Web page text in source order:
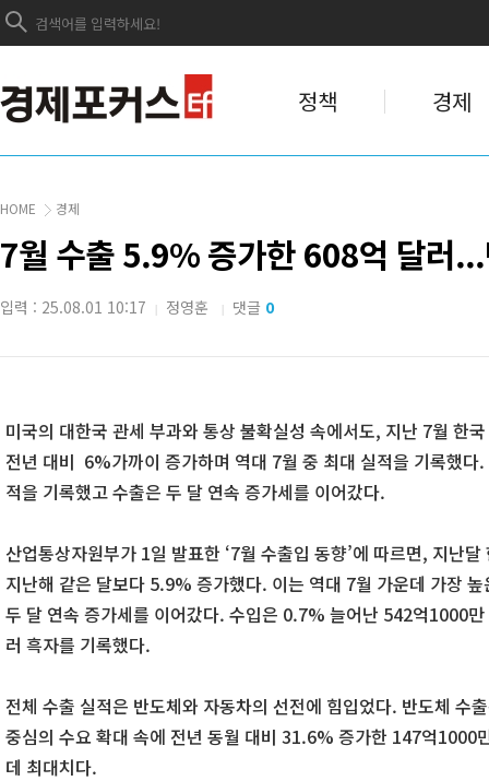
정책 경제
HOME 경제
7월 수출 5.9% 증가한 608억 달러
입력 : 25.08.01 10:17 | 정영훈 | 댓글 0
미국의 대한국 관세 부과와 통상 불확실성 속에서도, 지난 7월 한
전년 대비 6%가까이 증가하며 역대 7월 중 최대 실적을 기록했다
적을 기록했고 수출은 두 달 연속 증가세를 이어갔다.
산업통상자원부가 1일 발표한 ‘7월 수출입 동향’에 따르면, 지난
지난해 같은 달보다 5.9% 증가했다. 이는 역대 7월 가운데 가장
두 달 연속 증가세를 이어갔다. 수입은 0.7% 늘어난 542억1000
러 흑자를 기록했다.
전체 수출 실적은 반도체와 자동차의 선전에 힘입었다. 반도체
중심의 수요 확대 속에 전년 동월 대비 31.6% 증가한 147억1000
데 최대치다.